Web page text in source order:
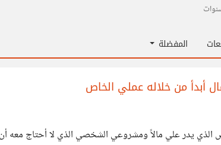
المفضلة
من خلاله عملي الخاص
الذي يدر علي مالاً ومشروعي الشخصي الذي لا أحتاج